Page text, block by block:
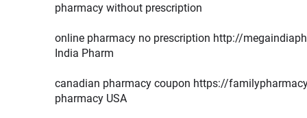
pharmacy without prescription
online pharmacy no prescription http://
India Pharm
canadian pharmacy coupon https://
pharmacy USA